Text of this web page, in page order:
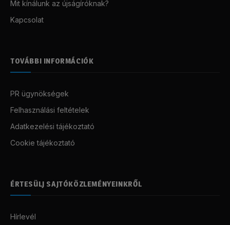
Mit kínálunk az újságíróknak?
Kapcsolat
TOVÁBBI INFORMÁCIÓK
PR ügynökségek
Felhasználási feltételek
Adatkezelési tájékoztató
Cookie tájékoztató
ÉRTESÜLJ SAJTÓKÖZLEMÉNYEINKRŐL
Hírlevél